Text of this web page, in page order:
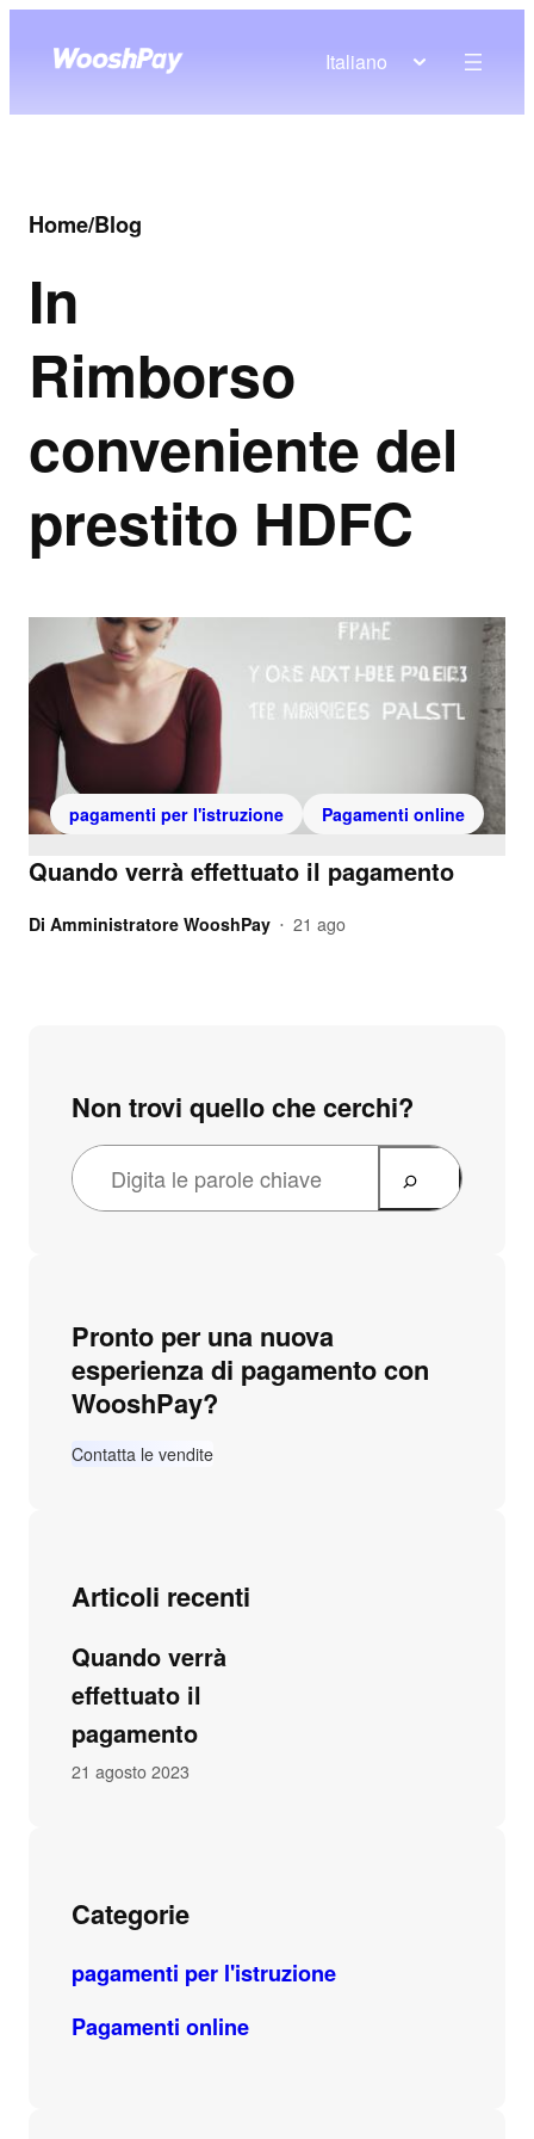
Italiano
Home/Blog
In
Rimborso
conveniente del
prestito HDFC
pagamenti per l'istruzione Pagamenti online
Quando verrà effettuato il pagamento
Di Amministratore WooshPay • 21 ago
Non trovi quello che cerchi?
Pronto per una nuova
esperienza di pagamento con
WooshPay?
Contatta le vendite
Articoli recenti
Quando verrà
effettuato il
pagamento
21 agosto 2023
Categorie
pagamenti per l'istruzione
Pagamenti online